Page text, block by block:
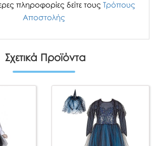
πληροφορίες δείτε τους Τρόπους
Αποστολής
Σχετικά Προϊόντα